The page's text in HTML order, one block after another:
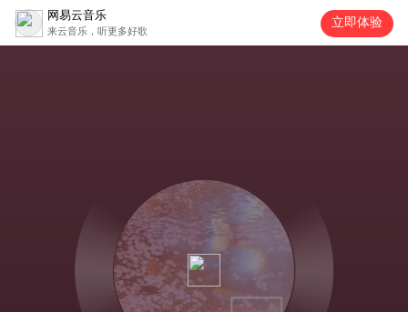
网易云音乐
来云音乐，听更多好歌
立即体验